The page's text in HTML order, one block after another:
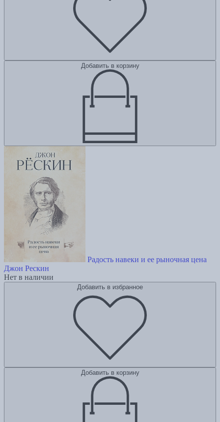
Добавить в корзину
Радость навеки и ее рыночная цена
Джон Рескин
Нет в наличии
Добавить в избранное
Добавить в корзину